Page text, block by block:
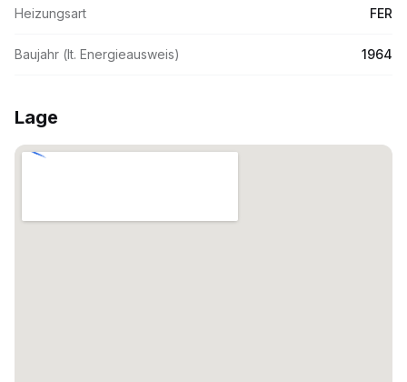
Heizungsart FER
Baujahr (lt. Energieausweis) 1964
Lage